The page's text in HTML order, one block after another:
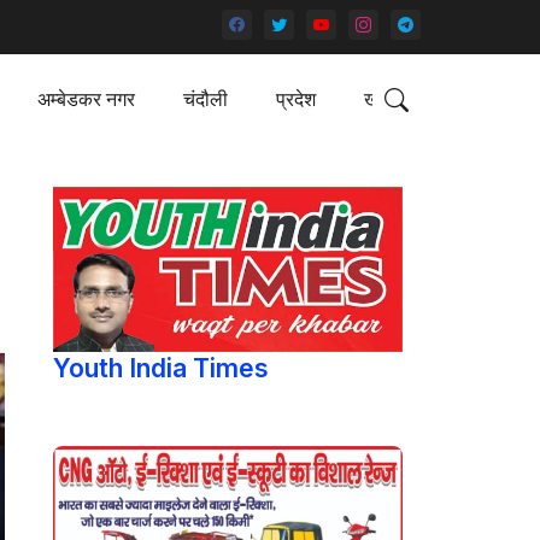
अम्बेडकर नगर चंदौली प्रदेश खेल
Youth India Times